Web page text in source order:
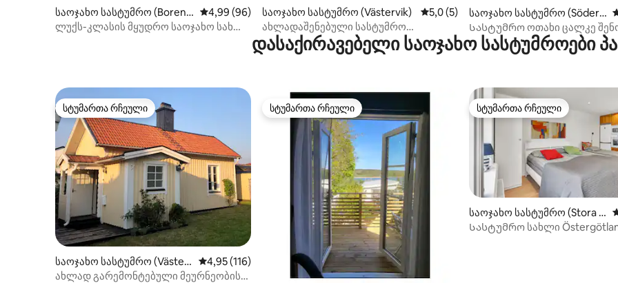
საოჯახო სასტუმრო (Borens
berg)
საშუალო შეფასებაა 5‑დან 4,99, 96 მიმოხილვა
4,99 (96)
ლუქს-კლასის მყუდრო საოჯახო სახლი
საოჯახო სასტუმრო (Västervik) საშუალო შეფასებაა 5‑დან 5,0, 5
5,0 (5)
ახლადაშენებული სასტუმრო
„ლუდვიგი“ ვესტერვიკში/გრენსოში
საოჯახო სასტუმრო (Söderk
öping)
Სასტუმრო ოთახი ცალკე
Central Söderköping
დასაქირავებელი საოჯახო სასტუმროები
სტუმართა რჩეული
სტუმართა რჩეული
საოჯახო სასტუმრო (Väster
vik)
საშუალო შეფასებაა 5‑დან 4,95, 116 მიმოხილვა
4,95 (116)
ახლად გარემონტებული მეურნეობის
სტუმართა რჩეული
სტუმართა რჩეული სტუმართა რჩეული
სტუმართა რჩეული
საოჯახო სასტუმრო (Stora Lj
unga)
Სასტუმრო სახლი